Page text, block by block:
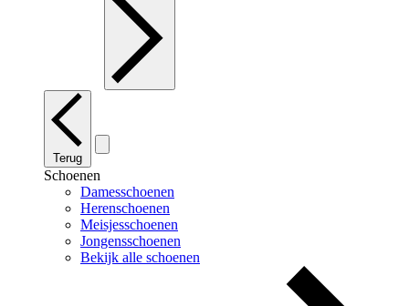
Terug
Schoenen
Damesschoenen
Herenschoenen
Meisjesschoenen
Jongensschoenen
Bekijk alle schoenen